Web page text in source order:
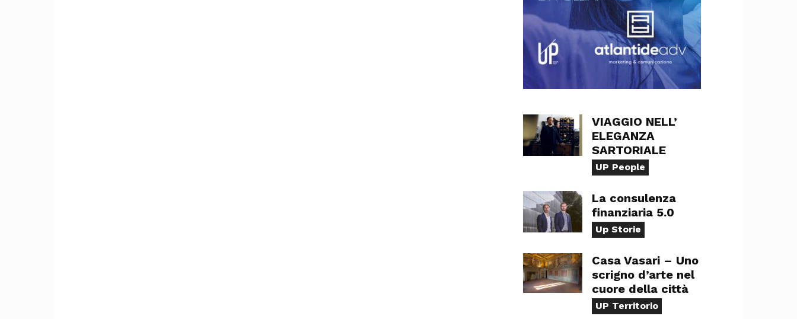
VIAGGIO NELL’
ELEGANZA
SARTORIALE
UP People
La consulenza
finanziaria 5.0
Up Storie
Casa Vasari – Uno
scrigno d’arte nel
cuore della città
UP Territorio